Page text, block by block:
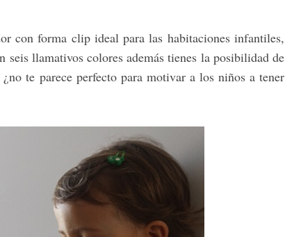
con forma clip ideal para las habitaciones infantiles,
seis llamativos colores además tienes la posibilidad de
te parece perfecto para motivar a los niños a tener